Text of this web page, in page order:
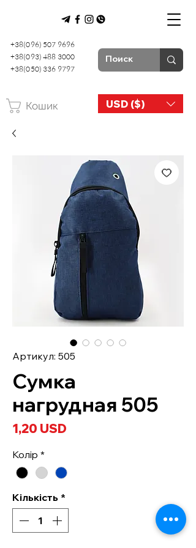
+38(096) 507 9696
+38(093) 488 3000
+38(050) 336 9797
USD ($)
Кошик
Артикул: 505
Сумка
нагрудная 505
1,20 USD
Колір *
Кількість *